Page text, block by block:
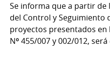
Se informa que a partir de
del Control y Seguimiento
proyectos presentados
Nº 455/007 y 002/012,